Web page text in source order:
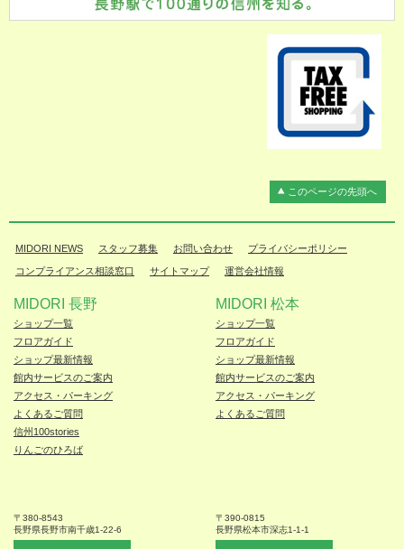
このページの先頭へ
MIDORI NEWS スタッフ募集 お問い合わせ プライバシーポリシー
コンプライアンス相談窓口 サイトマップ 運営会社情報
MIDORI 長野
ショップ一覧
フロアガイド
ショップ最新情報
館内サービスのご案内
アクセス・パーキング
よくあるご質問
信州100stories
りんごのひろば
〒380-8543
長野県長野市南千歳1-22-6
MIDORI 松本
ショップ一覧
フロアガイド
ショップ最新情報
館内サービスのご案内
アクセス・パーキング
よくあるご質問
〒390-0815
長野県松本市深志1-1-1